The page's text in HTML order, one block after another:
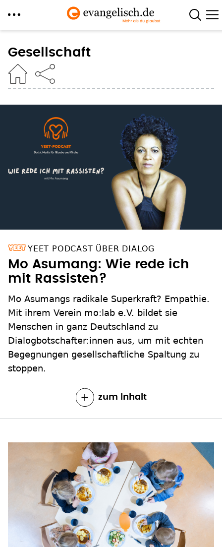
zum
Inhalt
Gesellschaft
YEET PODCAST ÜBER DIALOG
Mo Asumang: Wie rede ich
mit Rassisten?
Mo Asumangs radikale Superkraft? Empathie.
Mit ihrem Verein mo:lab e.V. bildet sie
Menschen in ganz Deutschland zu
Dialogbotschafter:innen aus, um mit echten
Begegnungen gesellschaftliche Spaltung zu
stoppen.
zum Inhalt